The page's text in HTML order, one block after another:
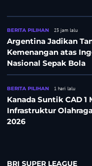
BERITA PILIHAN 23 jam lalu
Argentina Jadikan
Kemenangan atas
Nasional Sepak Bola
BERITA PILIHAN 1 hari lalu
Kanada Suntik CAD
Infrastruktur
2026
BRI SUPER LEAGUE